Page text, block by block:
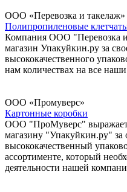
ООО «Перевозка и такелаж»
Полипропиленовые
Компания ООО "Перевозка и
магазин Упакуйкин.ру за
высококачественного
нам количествах на все
ООО «Промуверс»
Картонные коробки
ООО "ПроМуверс" выражает
магазину "Упакуйкин.ру" за
высококачественный
ассортименте, который
деятельности нашей